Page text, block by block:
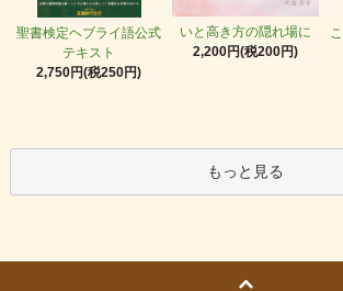
聖書検定ヘブライ語公式
テキスト
2,750円(税250円)
いと高き方の隠れ場に
2,200円(税200円)
もっと見る